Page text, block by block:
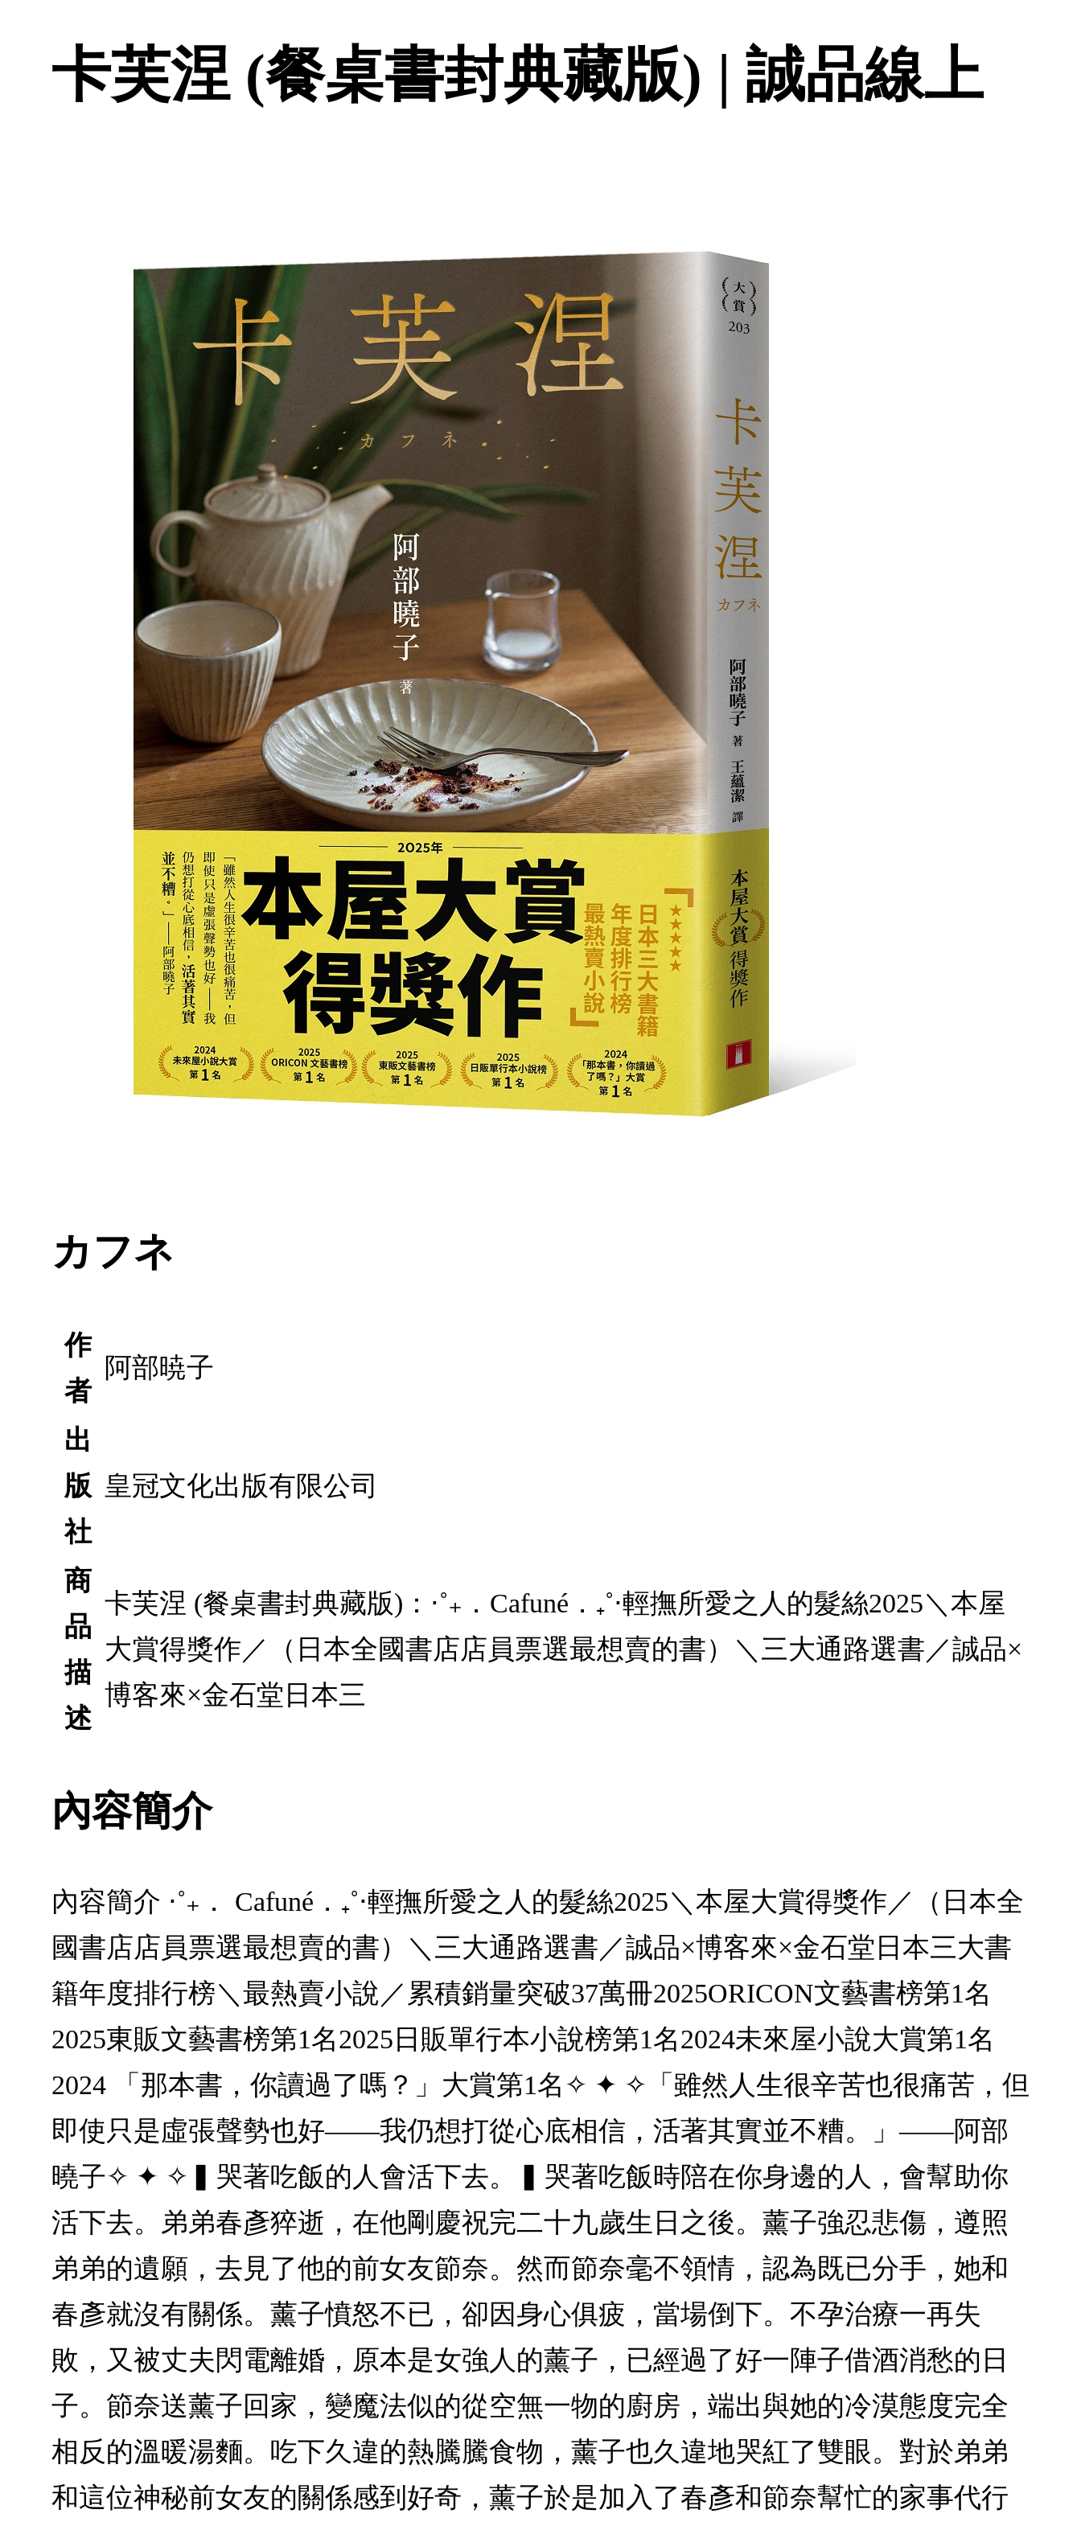
卡芙涅 (餐桌書封典藏版) | 誠品線上
カフネ
作
者
阿部暁子
出
版
社
皇冠文化出版有限公司
商
品
描
述
卡芙涅 (餐桌書封典藏版)：⋅˚₊．Cafuné．₊˚⋅輕撫所愛之人的髮絲2025＼本屋
大賞得獎作／（日本全國書店店員票選最想賣的書）＼三大通路選書／誠品×
博客來×金石堂日本三
內容簡介
內容簡介 ⋅˚₊． Cafuné．₊˚⋅輕撫所愛之人的髮絲2025＼本屋大賞得獎作／（日本全
國書店店員票選最想賣的書）＼三大通路選書／誠品×博客來×金石堂日本三大書
籍年度排行榜＼最熱賣小說／累積銷量突破37萬冊2025ORICON文藝書榜第1名
2025東販文藝書榜第1名2025日販單行本小說榜第1名2024未來屋小說大賞第1名
2024 「那本書，你讀過了嗎？」大賞第1名✧ ✦ ✧「雖然人生很辛苦也很痛苦，但
即使只是虛張聲勢也好——我仍想打從心底相信，活著其實並不糟。」——阿部
曉子✧ ✦ ✧▍哭著吃飯的人會活下去。▍哭著吃飯時陪在你身邊的人，會幫助你
活下去。弟弟春彥猝逝，在他剛慶祝完二十九歲生日之後。薰子強忍悲傷，遵照
弟弟的遺願，去見了他的前女友節奈。然而節奈毫不領情，認為既已分手，她和
春彥就沒有關係。薰子憤怒不已，卻因身心俱疲，當場倒下。不孕治療一再失
敗，又被丈夫閃電離婚，原本是女強人的薰子，已經過了好一陣子借酒消愁的日
子。節奈送薰子回家，變魔法似的從空無一物的廚房，端出與她的冷漠態度完全
相反的溫暖湯麵。吃下久違的熱騰騰食物，薰子也久違地哭紅了雙眼。對於弟弟
和這位神秘前女友的關係感到好奇，薰子於是加入了春彥和節奈幫忙的家事代行